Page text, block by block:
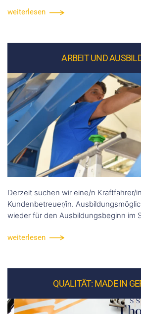
weiterlesen
ARBEIT UND
Derzeit suchen wir eine/n Kraftfahrer/
Kundenbetreuer/in.
wieder für den Ausbildungsbeginn im
weiterlesen
QUALITÄT: MADE IN